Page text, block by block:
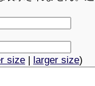
size | larger size)